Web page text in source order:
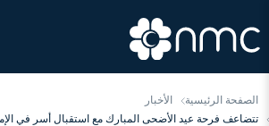
الصفحة الرئيسية
الأخبار
تتضاعف فرحة عيد الأضحى المبارك مع استقبال أسر في